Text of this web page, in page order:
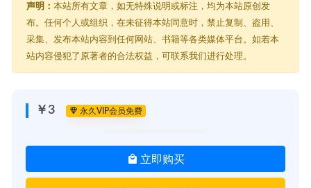
声明： 本站所有文章，如无特殊说明或标注，均为本站原创发
布。任何个人或组织，在未征得本站同意时，禁止复制、盗用、
采集、发布本站内容到任何网站、书籍等各类媒体平台。如若本
站内容侵犯了原著者的合法权益，可联系我们进行处理。
￥3 永久VIP会员免费
立即购买